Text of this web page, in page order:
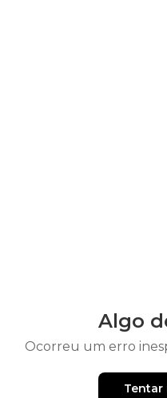
Algo
Ocorreu um erro
Tentar